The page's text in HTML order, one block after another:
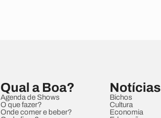
Qual a Boa?
Agenda de Shows
O que fazer?
Onde comer e beber?
Notícias
Bichos
Cultura
Economia